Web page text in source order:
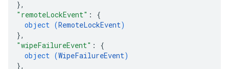
},
"remoteLockEvent" : {
object (RemoteLockEvent)
},
"wipeFailureEvent" : {
object (WipeFailureEvent)
},